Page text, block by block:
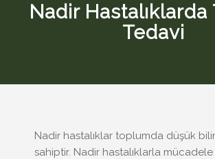
Nadir Hastalıklarda
Tedavi
Nadir hastalıklar toplumda düşük
sahiptir. Nadir hastalıklarla